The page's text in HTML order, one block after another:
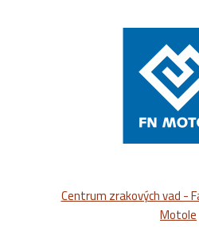
Centrum zrakových vad -
Motole